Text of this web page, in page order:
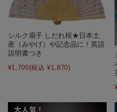
シルク扇子 しだれ桜★日本土
産（みやげ）や記念品に！英語
説明書つき
¥1,700(税込 ¥1,870)